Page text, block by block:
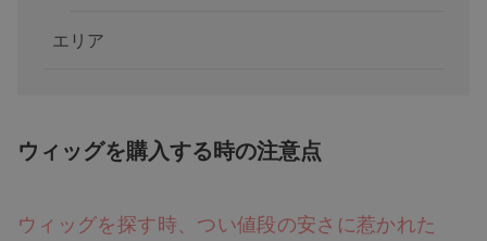
エリア
ウィッグを購入する時の注意点
ウィッグを探す時、つい値段の安さに惹かれた